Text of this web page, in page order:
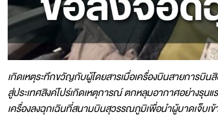
เกิดเหตุระทึกขวัญกับผู้โดยสารเมื่อเครื่องบินสายการบิ
สู่ประเทศสิงค์โปร์เกิดเหตุการณ์ ตกหลุมอากาศอย่างรุน
เครื่องลงฉุกเฉินที่สนามบินสุวรรณภูมิเพื่อนำผู้บาดเจ็บเข้